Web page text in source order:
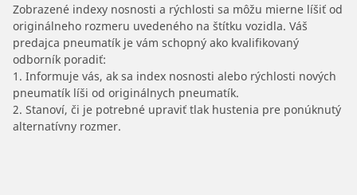
Zobrazené indexy nosnosti a rýchlosti sa môžu mierne líšiť od
originálneho rozmeru uvedeného na štítku vozidla. Váš
predajca pneumatík je vám schopný ako kvalifikovaný
odborník poradiť:
1. Informuje vás, ak sa index nosnosti alebo rýchlosti nových
pneumatík líši od originálnych pneumatík.
2. Stanoví, či je potrebné upraviť tlak hustenia pre ponúknutý
alternatívny rozmer.